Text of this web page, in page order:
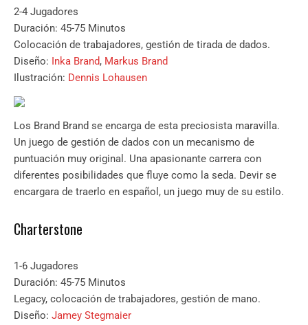
2-4 Jugadores
Duración: 45-75 Minutos
Colocación de trabajadores, gestión de tirada de dados.
Diseño: Inka Brand, Markus Brand
Ilustración: Dennis Lohausen
Los Brand Brand se encarga de esta preciosista maravilla.
Un juego de gestión de dados con un mecanismo de
puntuación muy original. Una apasionante carrera con
diferentes posibilidades que fluye como la seda. Devir se
encargara de traerlo en español, un juego muy de su estilo.
Charterstone
1-6 Jugadores
Duración: 45-75 Minutos
Legacy, colocación de trabajadores, gestión de mano.
Diseño: Jamey Stegmaier